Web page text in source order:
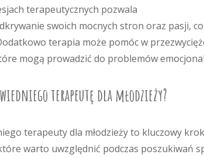
terapeutycznych pozwala
swoich mocnych stron oraz pasji,
terapia może pomóc w
mogą prowadzić do problemów
terapeutę dla młodzieży?
terapeuty dla młodzieży to kluczowy
warto uwzględnić podczas poszukiwań